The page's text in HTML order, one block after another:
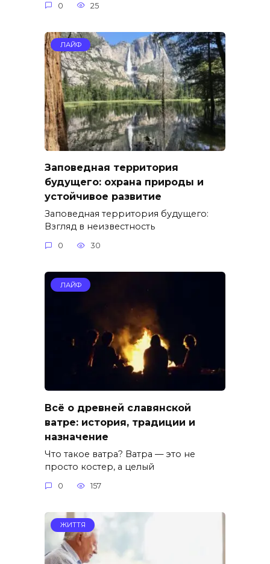
0 25
ЛАЙФ
Заповедная территория
будущего: охрана природы и
устойчивое развитие
Заповедная территория будущего:
Взгляд в неизвестность
0 30
ЛАЙФ
Всё о древней славянской
ватре: история, традиции и
назначение
Что такое ватра? Ватра — это не
просто костер, а целый
0 157
ЖИТТЯ